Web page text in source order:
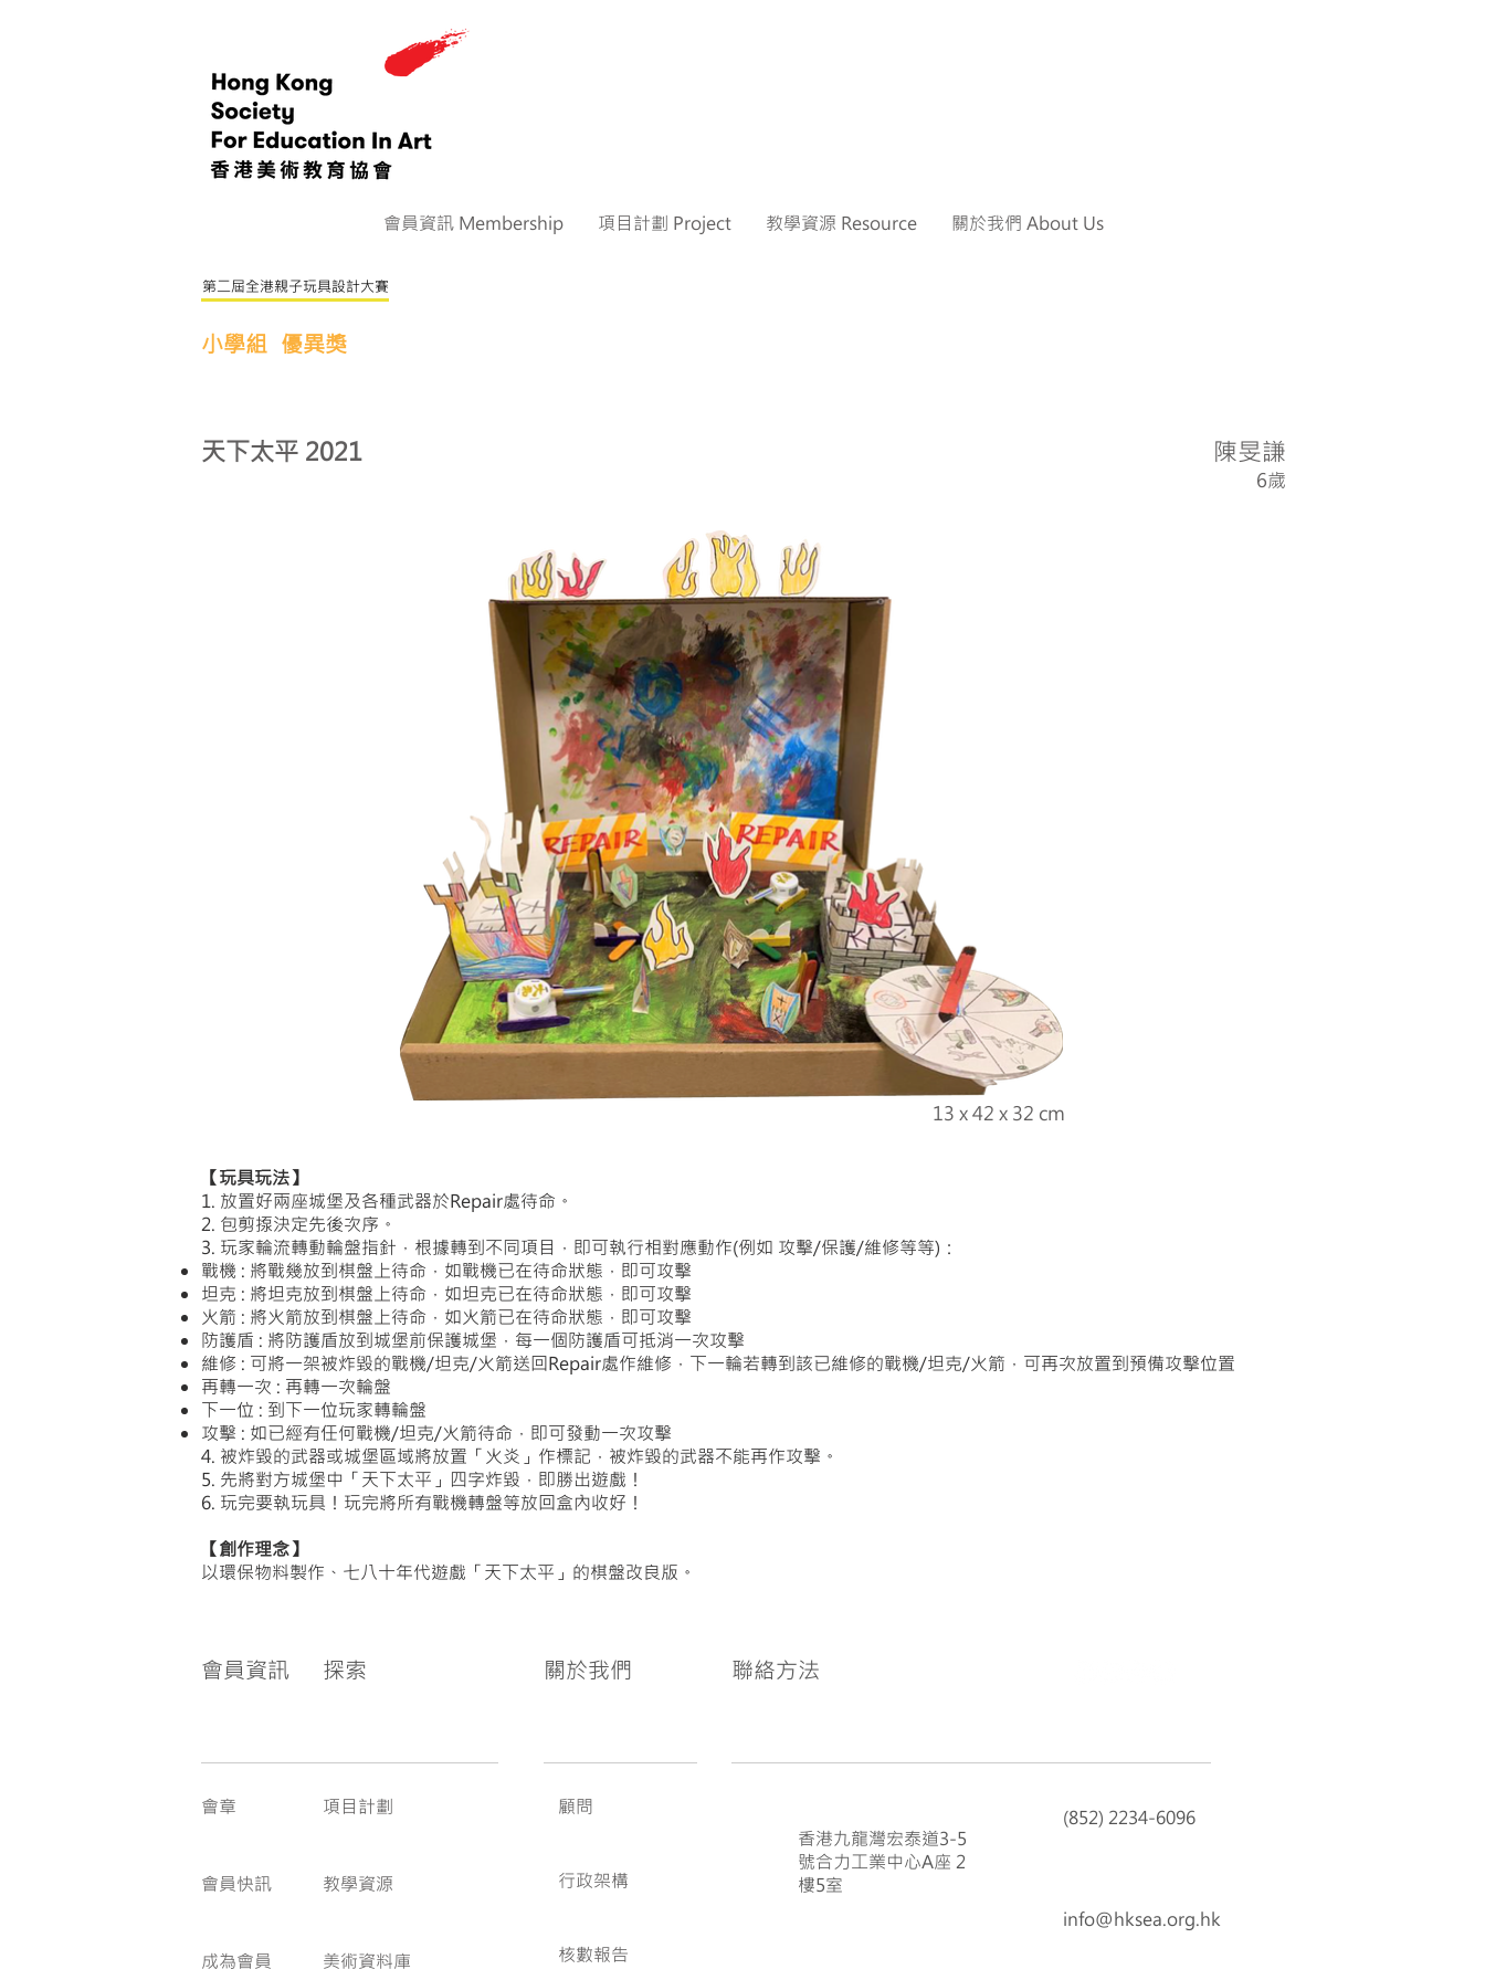
會員資訊 Membership 項目計劃 Project 教學資源 Resource 關於我們 About Us
第二屆全港親子玩具設計大賽
小學組 優異獎
天下太平 2021 陳旻謙
6歲
13 x 42 x 32 cm
【玩具玩法】
1. 放置好兩座城堡及各種武器於Repair處待命。
2. 包剪揼決定先後次序。
3. 玩家輪流轉動輪盤指針，根據轉到不同項目，即可執行相對應動作(例如 攻擊/保護/維修等等)：
戰機 : 將戰幾放到棋盤上待命，如戰機已在待命狀態，即可攻擊
坦克 : 將坦克放到棋盤上待命，如坦克已在待命狀態，即可攻擊
火箭 : 將火箭放到棋盤上待命，如火箭已在待命狀態，即可攻擊
防護盾 : 將防護盾放到城堡前保護城堡，每一個防護盾可抵消一次攻擊
維修 : 可將一架被炸毀的戰機/坦克/火箭送回Repair處作維修，下一輪若轉到該已維修的戰機/坦克/火箭，可再次放置到預備攻擊位置
再轉一次 : 再轉一次輪盤
下一位 : 到下一位玩家轉輪盤
攻擊 : 如已經有任何戰機/坦克/火箭待命，即可發動一次攻擊
4. 被炸毀的武器或城堡區域將放置「火炎」作標記，被炸毀的武器不能再作攻擊。
5. 先將對方城堡中「天下太平」四字炸毀，即勝出遊戲！
6. 玩完要執玩具！玩完將所有戰機轉盤等放回盒內收好！
【創作理念】
以環保物料製作、七八十年代遊戲「天下太平」的棋盤改良版。
會員資訊 探索 關於我們 聯絡方法
會章
會員快訊
成為會員
項目計劃
教學資源
美術資料庫
顧問
行政架構
核數報告
香港九龍灣宏泰道3-5
號合力工業中心A座 2
樓5室
(852) 2234-6096
info@hksea.org.hk